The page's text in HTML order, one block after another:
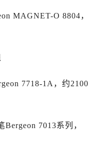
江苏省无锡市梁溪区人民中路139号恒隆广场写字楼1座11层1104室劳力士售后服务中心（需提前预约）
安徽省合肥市蜀山区潜山路111号万象城华润大厦B座12楼03室劳力士售后服务中心（需提前预约）
山东省烟台市芝罘区胜利路139号万达金融中心A座907室劳力士售后服务中心（需提前预约）
MAGNET-O 8804，
7718-1A，约2100
Bergeon 7013系列，